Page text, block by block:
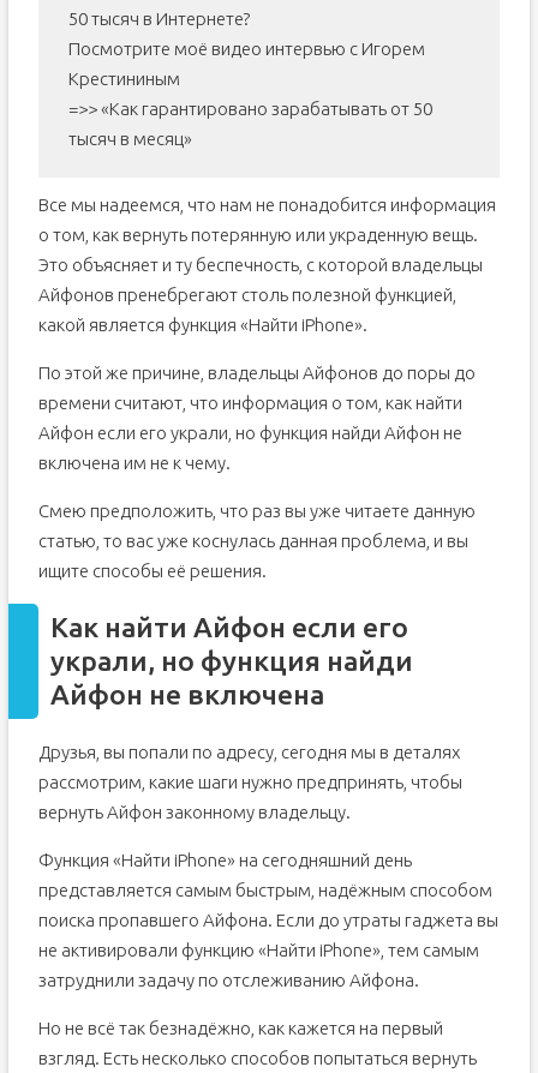
50 тысяч в Интернете?
Посмотрите моё видео интервью с Игорем
Крестининым
=>> «Как гарантировано зарабатывать от 50
тысяч в месяц»
Все мы надеемся, что нам не понадобится информация
о том, как вернуть потерянную или украденную вещь.
Это объясняет и ту беспечность, с которой владельцы
Айфонов пренебрегают столь полезной функцией,
какой является функция «Найти iPhone».
По этой же причине, владельцы Айфонов до поры до
времени считают, что информация о том, как найти
Айфон если его украли, но функция найди Айфон не
включена им не к чему.
Смею предположить, что раз вы уже читаете данную
статью, то вас уже коснулась данная проблема, и вы
ищите способы её решения.
Как найти Айфон если его
украли, но функция найди
Айфон не включена
Друзья, вы попали по адресу, сегодня мы в деталях
рассмотрим, какие шаги нужно предпринять, чтобы
вернуть Айфон законному владельцу.
Функция «Найти iPhone» на сегодняшний день
представляется самым быстрым, надёжным способом
поиска пропавшего Айфона. Если до утраты гаджета вы
не активировали функцию «Найти iPhone», тем самым
затруднили задачу по отслеживанию Айфона.
Но не всё так безнадёжно, как кажется на первый
взгляд. Есть несколько способов попытаться вернуть